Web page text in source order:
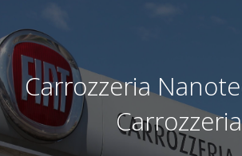
Carrozzeria
Carrozzeria